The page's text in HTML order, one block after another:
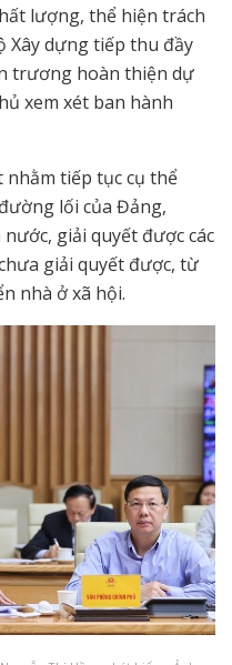
lượng, thể hiện trách
Xây dựng tiếp thu đầy
trương hoàn thiện dự
xem xét ban hành
tiếp tục cụ thể
lối của Đảng,
giải quyết được các
giải quyết được, từ
nhà ở xã hội.